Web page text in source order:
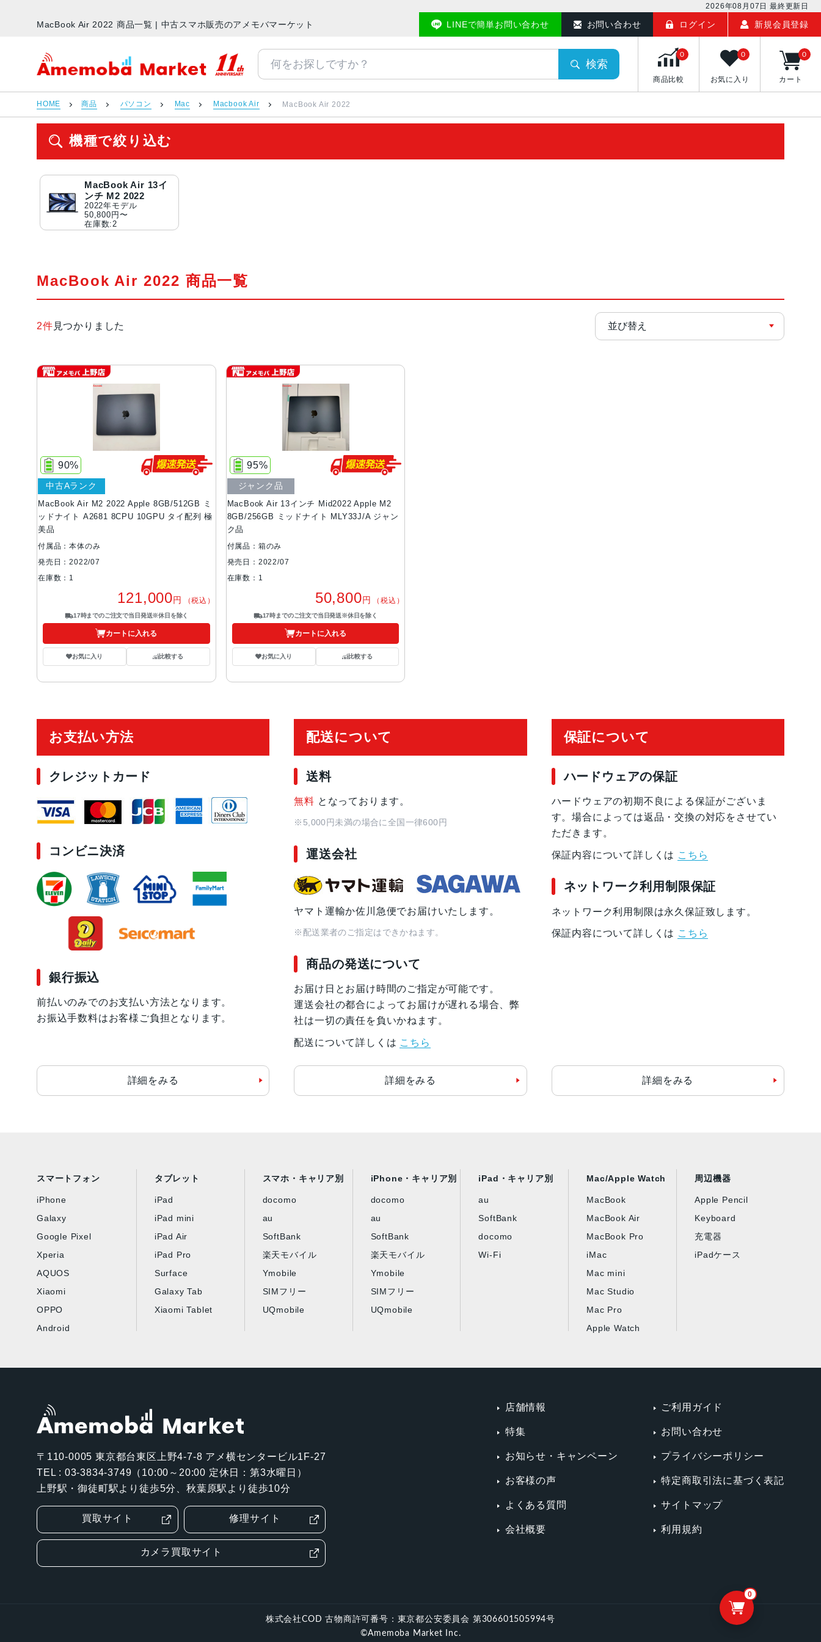
2026年08月07日 最終更新日
MacBook Air 2022 商品一覧 | 中古スマホ販売のアメモバマーケット LINEで簡単お問い合わせ お問い合わせ ログイン 新規会員登録
アメモバマーケット
検索
商品比較
0
お気に入り
0
カート
0
HOME 商品 パソコン Mac Macbook Air MacBook Air 2022
機種で絞り込む
MacBook Air 13イ
ンチ M2 2022
2022年モデル
50,800円〜
在庫数:2
MacBook Air 2022 商品一覧
2件 見つかりました
MacBook Air M2 2022 Apple 8GB/512GB ミ
ッドナイト A2681 8CPU 10GPU タイ配列 極
美品
90%
中古Aランク
付属品：本体のみ
発売日：2022/07
在庫数：1
121,000円 （税込）
17時までのご注文で当日発送※休日を除く
カートに入れる
お気に入り 比較する
MacBook Air 13インチ Mid2022 Apple M2
8GB/256GB ミッドナイト MLY33J/A ジャン
ク品
95%
ジャンク品
付属品：箱のみ
発売日：2022/07
在庫数：1
50,800円 （税込）
17時までのご注文で当日発送※休日を除く
カートに入れる
お気に入り 比較する
お支払い方法
クレジットカード
コンビニ決済
銀行振込
前払いのみでのお支払い方法となります。
お振込手数料はお客様ご負担となります。
詳細をみる
配送について
送料
無料 となっております。
※5,000円未満の場合に全国一律600円
運送会社
ヤマト運輸か佐川急便でお届けいたします。
※配送業者のご指定はできかねます。
商品の発送について
お届け日とお届け時間のご指定が可能です。
運送会社の都合によってお届けが遅れる場合、弊
社は一切の責任を負いかねます。
配送について詳しくは こちら
詳細をみる
保証について
ハードウェアの保証
ハードウェアの初期不良による保証がございま
す。場合によっては返品・交換の対応をさせてい
ただきます。
保証内容について詳しくは こちら
ネットワーク利用制限保証
ネットワーク利用制限は永久保証致します。
保証内容について詳しくは こちら
詳細をみる
0
スマートフォン
iPhone
Galaxy
Google Pixel
Xperia
AQUOS
Xiaomi
OPPO
Android
タブレット
iPad
iPad mini
iPad Air
iPad Pro
Surface
Galaxy Tab
Xiaomi Tablet
スマホ・キャリア別
docomo
au
SoftBank
楽天モバイル
Ymobile
SIMフリー
UQmobile
iPhone・キャリア別
docomo
au
SoftBank
楽天モバイル
Ymobile
SIMフリー
UQmobile
iPad・キャリア別
au
SoftBank
docomo
Wi-Fi
Mac/Apple Watch
MacBook
MacBook Air
MacBook Pro
iMac
Mac mini
Mac Studio
Mac Pro
Apple Watch
周辺機器
Apple Pencil
Keyboard
充電器
iPadケース
〒110-0005 東京都台東区上野4-7-8 アメ横センタービル1F-27
TEL : 03-3834-3749（10:00～20:00 定休日：第3水曜日）
上野駅・御徒町駅より徒歩5分、秋葉原駅より徒歩10分
買取サイト 修理サイト
カメラ買取サイト
店舗情報
特集
お知らせ・キャンペーン
お客様の声
よくある質問
会社概要
ご利用ガイド
お問い合わせ
プライバシーポリシー
特定商取引法に基づく表記
サイトマップ
利用規約
株式会社COD 古物商許可番号：東京都公安委員会 第306601505994号
©Amemoba Market Inc.